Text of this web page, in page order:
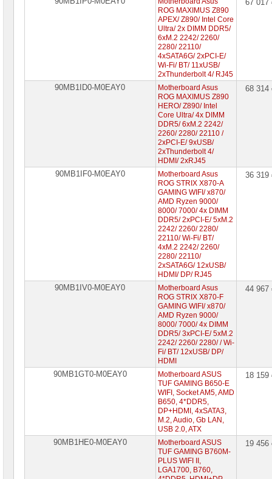
ROG MAXIMUS Z890
APEX/ Z890/ Intel Core
Ultra/ 2x DIMM DDR5/
6xM.2 2242/ 2260/
2280/ 22110/
4xSATA6G/ 2xPCI-E/
Wi-Fi/ BT/ 11xUSB/
2xThunderbolt 4/ RJ45
67
90MB1ID0-M0EAY0
Motherboard Asus
ROG MAXIMUS Z890
HERO/ Z890/ Intel
Core Ultra/ 4x DIMM
DDR5/ 6xM.2 2242/
2260/ 2280/ 22110 /
2xPCI-E/ 9xUSB/
2xThunderbolt 4/
HDMI/ 2xRJ45
68
90MB1IF0-M0EAY0
Motherboard Asus
ROG STRIX X870-A
GAMING WIFI/ х870/
AMD Ryzen 9000/
8000/ 7000/ 4x DIMM
DDR5/ 2xPCI-E/ 5xM.2
2242/ 2260/ 2280/
22110/ Wi-Fi/ BT/
4xM.2 2242/ 2260/
2280/ 22110/
2xSATA6G/ 12xUSB/
HDMI/ DP/ RJ45
36
90MB1IV0-M0EAY0
Motherboard Asus
ROG STRIX X870-F
GAMING WIFI/ х870/
AMD Ryzen 9000/
8000/ 7000/ 4x DIMM
DDR5/ 3xPCI-E/ 5xM.2
2242/ 2260/ 2280/ / Wi-
Fi/ BT/ 12xUSB/ DP/
HDMI
44
90MB1GT0-M0EAY0
Motherboard ASUS
TUF GAMING B650-E
WIFI, Socket AM5, AMD
B650, 4*DDR5,
DP+HDMI, 4xSATA3,
M.2, Audio, Gb LAN,
USB 2.0, ATX
18
90MB1HE0-M0EAY0
Motherboard ASUS
TUF GAMING B760M-
PLUS WIFI II,
LGA1700, B760,
19